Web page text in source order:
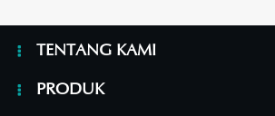
TENTANG KAMI
PRODUK